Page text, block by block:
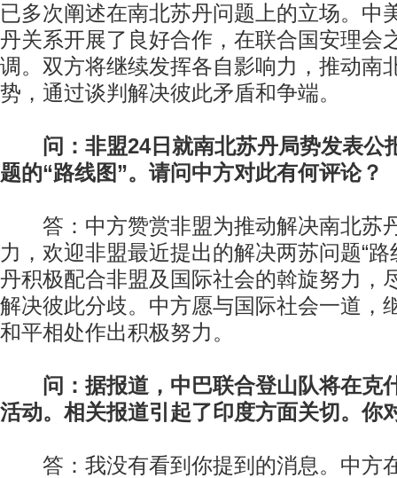
已多次阐述在南北苏丹问题上的立场。中
丹关系开展了良好合作，在联合国安理会
调。双方将继续发挥各自影响力，推动南
势，通过谈判解决彼此矛盾和争端。
问：非盟24日就南北苏丹局势发表公
题的“路线图”。请问中方对此有何评论？
答：中方赞赏非盟为推动解决南北苏
力，欢迎非盟最近提出的解决两苏问题“路
丹积极配合非盟及国际社会的斡旋努力，
解决彼此分歧。中方愿与国际社会一道，
和平相处作出积极努力。
问：据报道，中巴联合登山队将在克
活动。相关报道引起了印度方面关切。你
答：我没有看到你提到的消息。中方